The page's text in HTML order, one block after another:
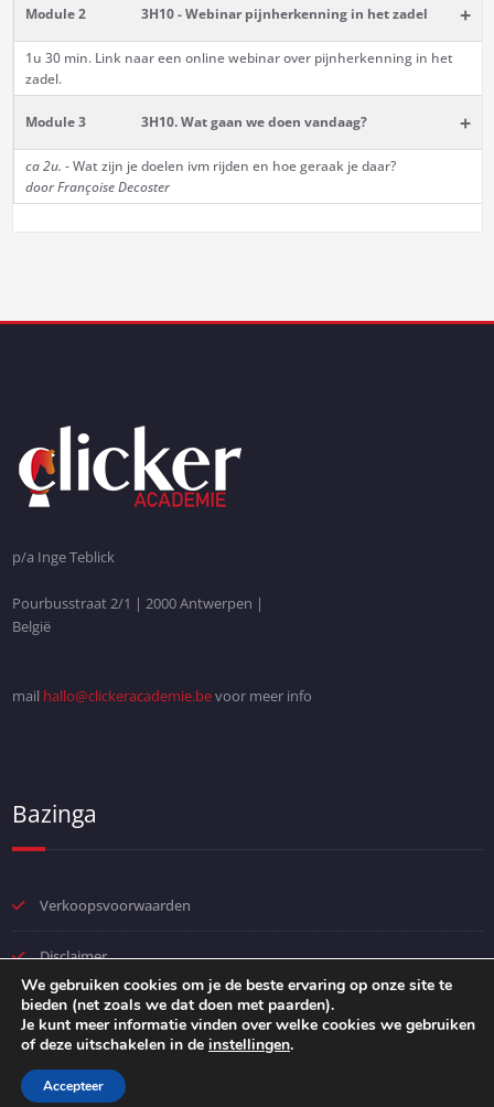
Module 2 3H10 - Webinar pijnherkenning in het zadel +
1u 30 min. Link naar een online webinar over pijnherkenning in het
zadel.
Module 3 3H10. Wat gaan we doen vandaag? +
ca 2u. - Wat zijn je doelen ivm rijden en hoe geraak je daar?
door Françoise Decoster
p/a Inge Teblick
Pourbusstraat 2/1 | 2000 Antwerpen |
België
mail hallo@clickeracademie.bevoor meer info
Bazinga
Verkoopsvoorwaarden
Disclaimer
Privacybeleid
We gebruiken cookies om je de beste ervaring op onze site te
bieden (net zoals we dat doen met paarden).
Je kunt meer informatie vinden over welke cookies we gebruiken
of deze uitschakelen in de instellingen.
Accepteer